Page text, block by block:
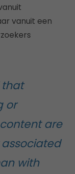
vanuit een
that
or
are
with